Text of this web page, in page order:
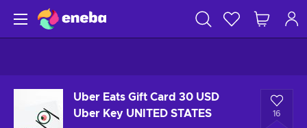
Uber Eats Gift Card 30 USD
Uber Key UNITED STATES
16